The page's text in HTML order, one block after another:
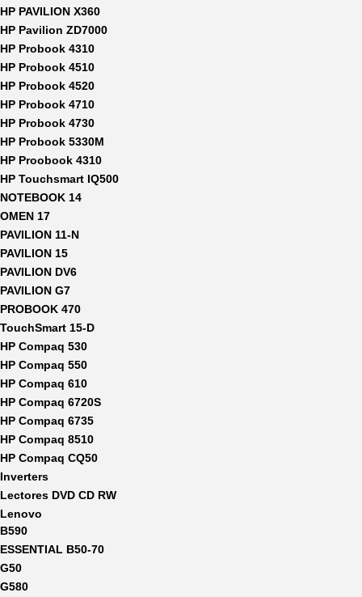
HP PAVILION X360
HP Pavilion ZD7000
HP Probook 4310
HP Probook 4510
HP Probook 4520
HP Probook 4710
HP Probook 4730
HP Probook 5330M
HP Proobook 4310
HP Touchsmart IQ500
NOTEBOOK 14
OMEN 17
PAVILION 11-N
PAVILION 15
PAVILION DV6
PAVILION G7
PROBOOK 470
TouchSmart 15-D
HP Compaq 530
HP Compaq 550
HP Compaq 610
HP Compaq 6720S
HP Compaq 6735
HP Compaq 8510
HP Compaq CQ50
Inverters
Lectores DVD CD RW
Lenovo
B590
ESSENTIAL B50-70
G50
G580